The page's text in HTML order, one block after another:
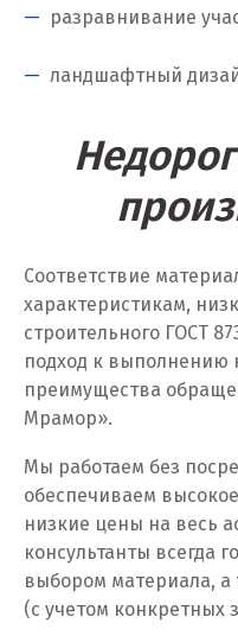
Красноярск
Курск
Кушва
Л
Лангепас
Липецк
Лобня
разравнивание
ландшафтный
Соответствие
характеристикам,
строительного ГОСТ
подход к выполнению
преимущества
Мрамор».
Мы работаем без
обеспечиваем
низкие цены на весь
консультанты всегда
выбором материала, а
(с учетом конкретных